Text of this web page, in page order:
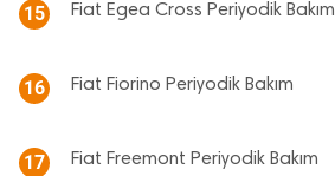
15 Fiat Egea Cross Periyodik Bakım
16 Fiat Fiorino Periyodik Bakım
17 Fiat Freemont Periyodik Bakım